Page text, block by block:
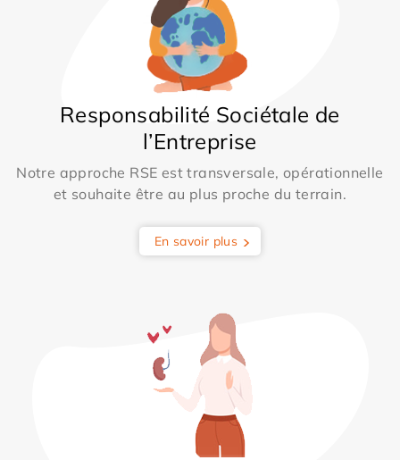
Responsabilité Sociétale de
l’Entreprise
Notre approche RSE est transversale, opérationnelle
et souhaite être au plus proche du terrain.
En savoir plus